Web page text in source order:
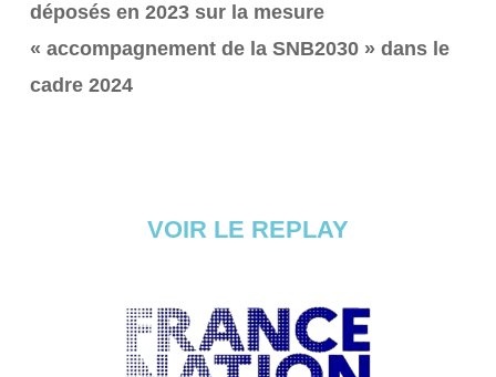
déposés en 2023 sur la mesure
« accompagnement de la SNB2030 » dans le
cadre 2024
VOIR LE REPLAY